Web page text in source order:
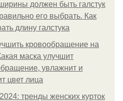
должен быть галстук
его выбрать. Как
длину галстука
кровообращение на
маска улучшит
увлажнит и
цвет лица
тренды женских курток